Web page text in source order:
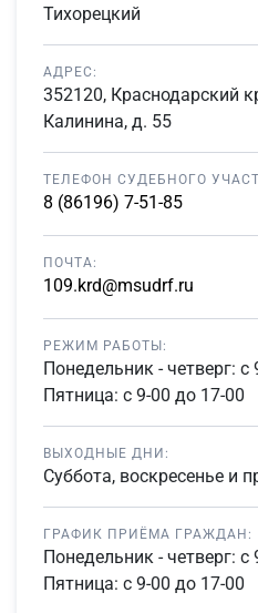
Тихорецкий
АДРЕС:
352120, Краснодарский
Калинина, д. 55
ТЕЛЕФОН СУДЕБНОГО
8 (86196) 7-51-85
ПОЧТА:
109.krd@msudrf.ru
РЕЖИМ РАБОТЫ:
Понедельник - четверг: с
Пятница: с 9-00 до 17-00
ВЫХОДНЫЕ ДНИ:
Суббота, воскресенье и
ГРАФИК ПРИЁМА ГРАЖДАН:
Понедельник - четверг: с
Пятница: с 9-00 до 17-00